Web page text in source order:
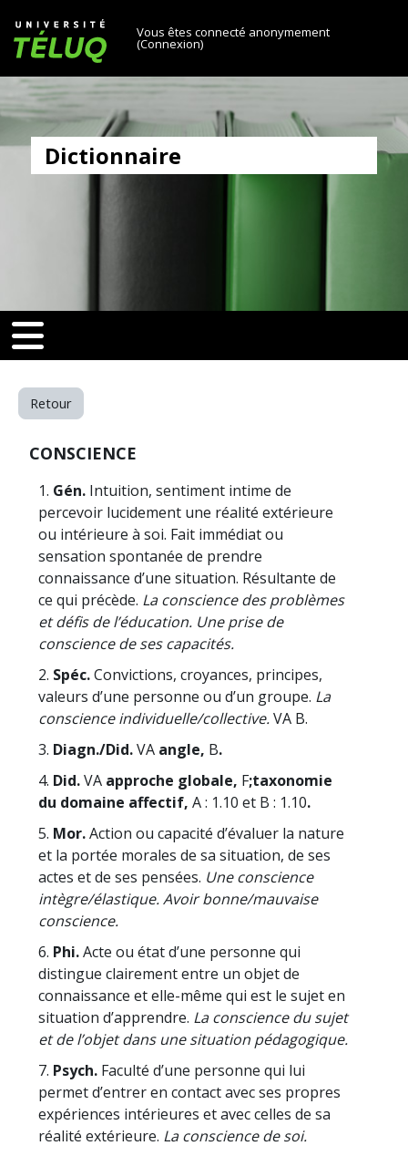
Université TÉLUQ
Vous êtes connecté anonymement
(Connexion)
Dictionnaire
[[nav-toggle]]
toggle]]
Retour
CONSCIENCE
1. Gén. Intuition, sentiment intime de
percevoir lucidement une réalité extérieure
ou intérieure à soi. Fait immédiat ou
sensation spontanée de prendre
connaissance d’une situation. Résultante de
ce qui précède. La conscience des problèmes
et défis de l’éducation. Une prise de
conscience de ses capacités.
2. Spéc.Convictions, croyances, principes,
valeurs d’une personne ou d’un groupe. La
conscience individuelle/collective.VA B.
3. Diagn./Did.VA angle, B.
4. Did.VA approche globale, F;taxonomie
du domaine affectif, A : 1.10 et B : 1.10.
5. Mor.Action ou capacité d’évaluer la nature
et la portée morales de sa situation, de ses
actes et de ses pensées. Une conscience
intègre/élastique. Avoir bonne/mauvaise
conscience.
6. Phi.Acte ou état d’une personne qui
distingue clairement entre un objet de
connaissance et elle-même qui est le sujet en
situation d’apprendre. La conscience du sujet
et de l’objet dans une situation pédagogique.
7. Psych. Faculté d’une personne qui lui
permet d’entrer en contact avec ses propres
expériences intérieures et avec celles de sa
réalité extérieure. La conscience de soi.